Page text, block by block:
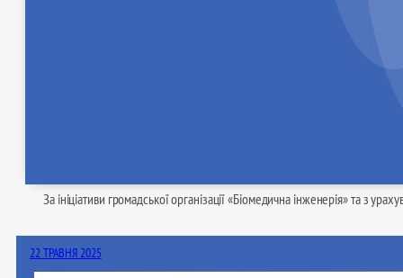
За ініціативи громадської організації «Біомедична інженерія» та з
22 ТРАВНЯ 2025